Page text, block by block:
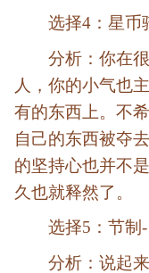
选择4：星币
分析：你在
人，你的小气也
有的东西上。不
自己的东西被夺
的坚持心也并不
久也就释然了。
选择5：节制-
分析：说起